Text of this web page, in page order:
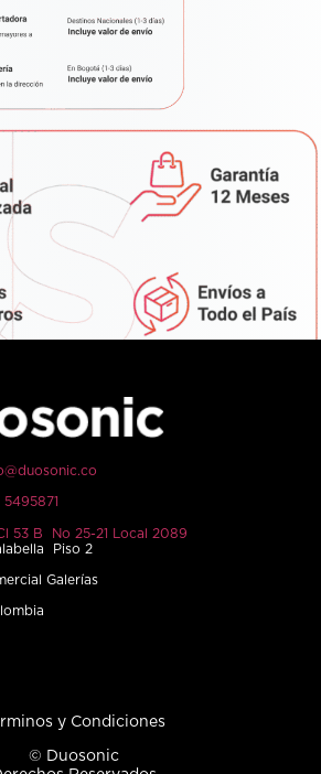
5495871
53 B No 25-21 Local 2089
Piso 2
Galerías
y Condiciones
© Duosonic